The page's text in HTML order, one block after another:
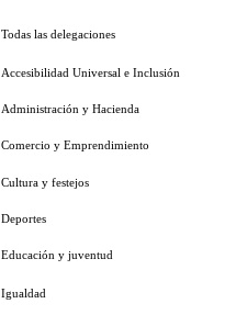
Todas las delegaciones
Accesibilidad Universal e Inclusión
Administración y Hacienda
Comercio y Emprendimiento
Cultura y festejos
Deportes
Educación y juventud
Igualdad